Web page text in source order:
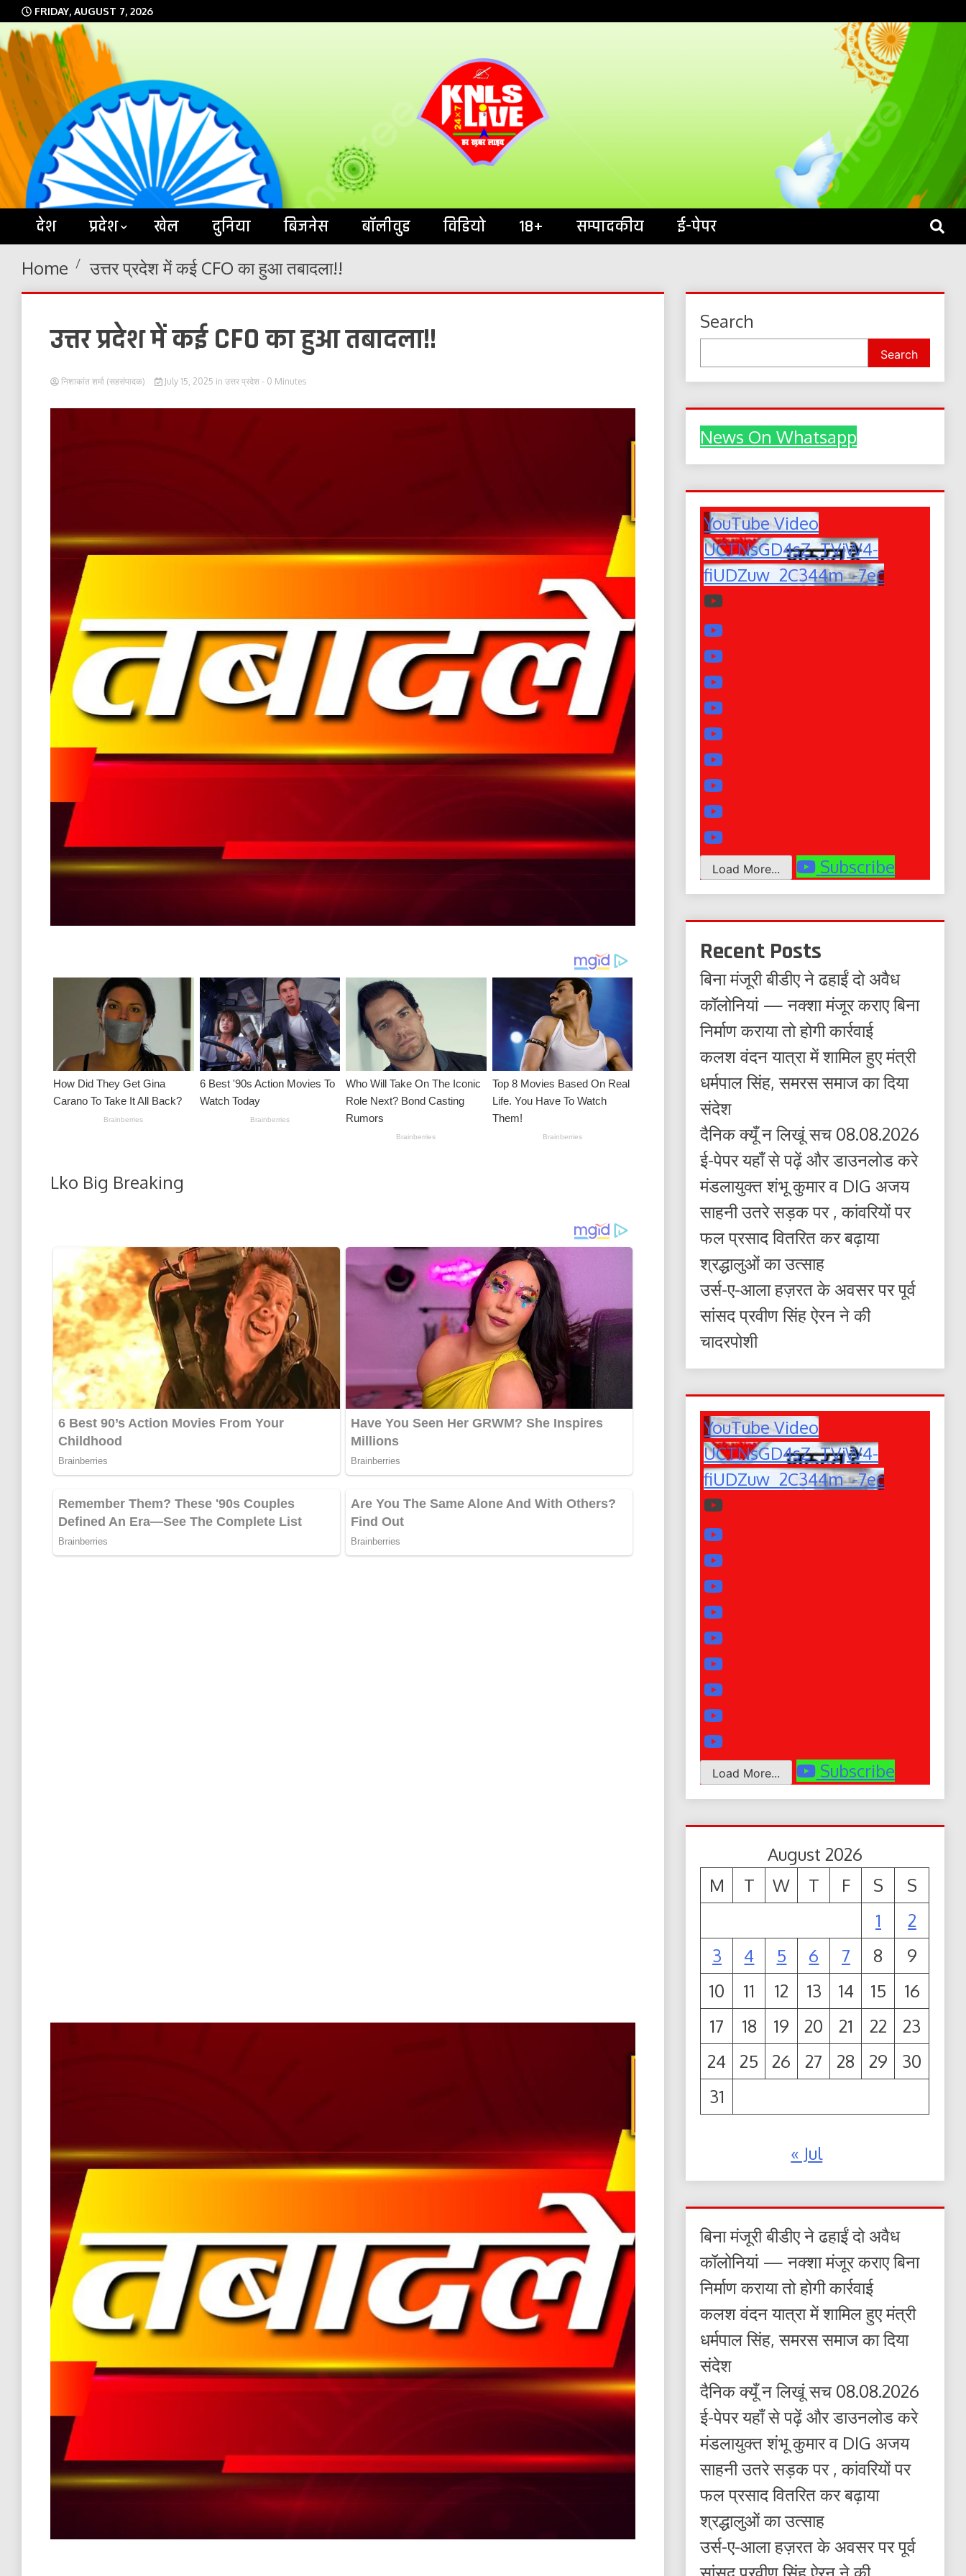
Skip
to
content
FRIDAY, AUGUST 7, 2026
KNLS LIVE
देश प्रदेश खेल दुनिया बिजनेस बॉलीवुड विडियो 18+ सम्पादकीय ई-पेपर
Home उत्तर प्रदेश में कई CFO का हुआ तबादला!!
उत्तर प्रदेश में कई CFO का हुआ तबादला!!
निशाकांत शर्मा (सहसंपादक) July 15, 2025 in उत्तर प्रदेश - 0 Minutes
Lko Big Breaking
Search
Search
News On Whatsapp
YouTube Video
UCTNsGD4sZ_TVjW4-
fiUDZuw_2C344m_-7ec
Load More... Subscribe
Recent Posts
बिना मंजूरी बीडीए ने ढहाईं दो अवैध
कॉलोनियां — नक्शा मंजूर कराए बिना
निर्माण कराया तो होगी कार्रवाई
कलश वंदन यात्रा में शामिल हुए मंत्री
धर्मपाल सिंह, समरस समाज का दिया
संदेश
दैनिक क्यूँ न लिखूं सच 08.08.2026
ई-पेपर यहाँ से पढ़ें और डाउनलोड करे
मंडलायुक्त शंभू कुमार व DIG अजय
साहनी उतरे सड़क पर , कांवरियों पर
फल प्रसाद वितरित कर बढ़ाया
श्रद्धालुओं का उत्साह
उर्स-ए-आला हज़रत के अवसर पर पूर्व
सांसद प्रवीण सिंह ऐरन ने की
चादरपोशी
YouTube Video
UCTNsGD4sZ_TVjW4-
fiUDZuw_2C344m_-7ec
Load More... Subscribe
August 2026
M
T W T F S
S
1
2
3
4 5 6 7 8
9
10
11 12 13 14 15
16
17
18 19 20 21 22
23
24
25 26 27 28 29
30
31
« Jul
बिना मंजूरी बीडीए ने ढहाईं दो अवैध
कॉलोनियां — नक्शा मंजूर कराए बिना
निर्माण कराया तो होगी कार्रवाई
कलश वंदन यात्रा में शामिल हुए मंत्री
धर्मपाल सिंह, समरस समाज का दिया
संदेश
दैनिक क्यूँ न लिखूं सच 08.08.2026
ई-पेपर यहाँ से पढ़ें और डाउनलोड करे
मंडलायुक्त शंभू कुमार व DIG अजय
साहनी उतरे सड़क पर , कांवरियों पर
फल प्रसाद वितरित कर बढ़ाया
श्रद्धालुओं का उत्साह
उर्स-ए-आला हज़रत के अवसर पर पूर्व